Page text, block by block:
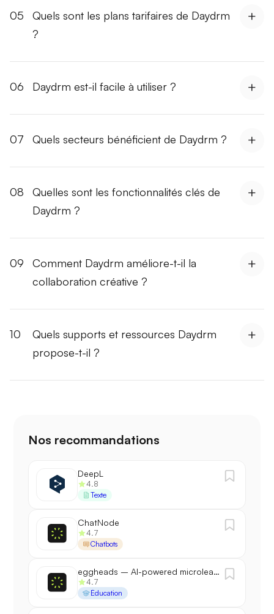
05
Quels sont les plans tarifaires de Daydrm
?
06 Daydrm est-il facile à utiliser ?
07 Quels secteurs bénéficient de Daydrm ?
08
Quelles sont les fonctionnalités clés de
Daydrm ?
09
Comment Daydrm améliore-t-il la
collaboration créative ?
10
Quels supports et ressources Daydrm
propose-t-il ?
Nos recommandations
DeepL
4.8
Texte
ChatNode
4.7
Chatbots
eggheads – AI-powered microlearning
4.7
Éducation